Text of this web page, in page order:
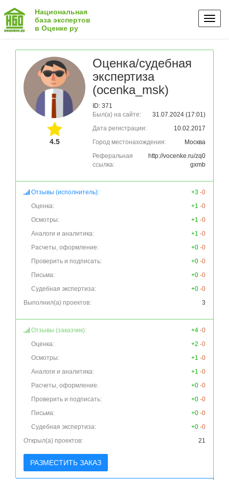
Национальная
база экспертов
в Оценке ру
4.5
Оценка/судебная
экспертиза
(ocenka_msk)
ID: 371
Был(а) на сайте:
31.07.2024 (17:01)
Дата регистрации:
10.02.2017
Город местонахождения:
Москва
Реферальная
ссылка:
http://vocenke.ru/zq0
gxmb
Отзывы (исполнитель): +3 -0
Оценка:
+1 -0
Осмотры:
+1 -0
Аналоги и аналитика:
+1 -0
Расчеты, оформление:
+0 -0
Проверить и подписать:
+0 -0
Письма:
+0 -0
Судебная экспертиза:
+0 -0
Выполнил(а) проектов:
3
Отзывы (заказчик): +4 -0
Оценка:
+2 -0
Осмотры:
+1 -0
Аналоги и аналитика:
+1 -0
Расчеты, оформление:
+0 -0
Проверить и подписать:
+0 -0
Письма:
+0 -0
Судебная экспертиза:
+0 -0
Открыл(а) проектов:
21
РАЗМЕСТИТЬ ЗАКАЗ